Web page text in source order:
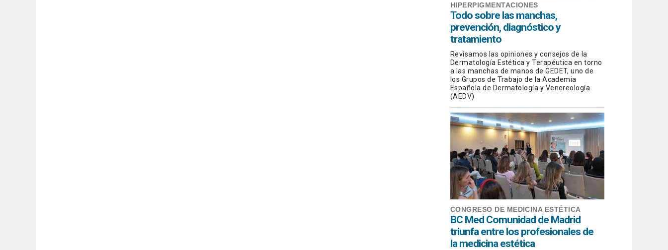
HIPERPIGMENTACIONES
Todo sobre las manchas,
prevención, diagnóstico y
tratamiento
Revisamos las opiniones y consejos de la
Dermatología Estética y Terapéutica en torno
a las manchas de manos de GEDET, uno de
los Grupos de Trabajo de la Academia
Española de Dermatología y Venereología
(AEDV)
CONGRESO DE MEDICINA ESTÉTICA
BC Med Comunidad de Madrid
triunfa entre los profesionales de
la medicina estética